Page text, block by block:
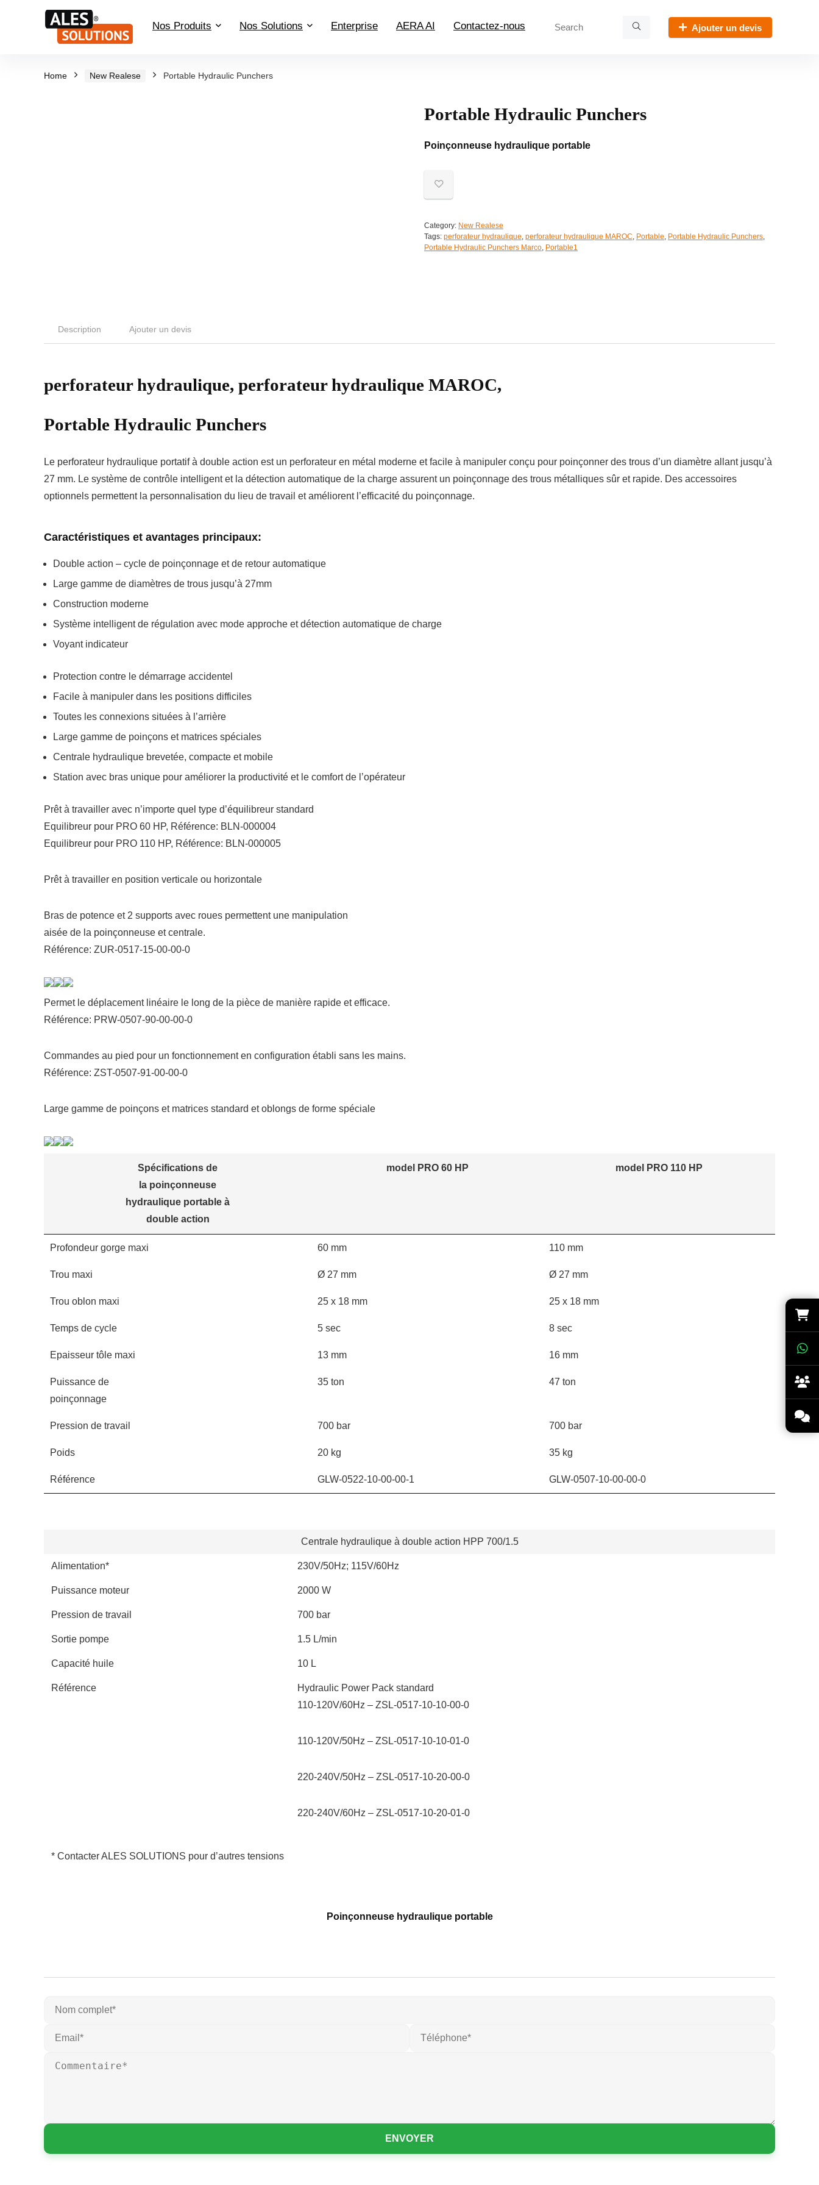
Nos Produits Nos Solutions Enterprise AERA AI Contactez-nous Ajouter un devis
Home New Realese Portable Hydraulic Punchers
Portable Hydraulic Punchers
Poinçonneuse hydraulique portable
Category: New Realese
Tags: perforateur hydraulique, perforateur hydraulique MAROC, Portable, Portable Hydraulic Punchers,
Portable Hydraulic Punchers Marco, Portable1
Description Ajouter un devis
perforateur hydraulique, perforateur hydraulique MAROC,
Portable Hydraulic Punchers
Le perforateur hydraulique portatif à double action est un perforateur en métal moderne et facile à manipuler conçu pour poinçonner des trous d’un diamètre allant jusqu’à
27 mm. Le système de contrôle intelligent et la détection automatique de la charge assurent un poinçonnage des trous métalliques sûr et rapide. Des accessoires
optionnels permettent la personnalisation du lieu de travail et améliorent l’efficacité du poinçonnage.
Caractéristiques et avantages principaux:
Double action – cycle de poinçonnage et de retour automatique
Large gamme de diamètres de trous jusqu’à 27mm
Construction moderne
Système intelligent de régulation avec mode approche et détection automatique de charge
Voyant indicateur
Protection contre le démarrage accidentel
Facile à manipuler dans les positions difficiles
Toutes les connexions situées à l’arrière
Large gamme de poinçons et matrices spéciales
Centrale hydraulique brevetée, compacte et mobile
Station avec bras unique pour améliorer la productivité et le comfort de l’opérateur
Prêt à travailler avec n’importe quel type d’équilibreur standard
Equilibreur pour PRO 60 HP, Référence: BLN-000004
Equilibreur pour PRO 110 HP, Référence: BLN-000005
Prêt à travailler en position verticale ou horizontale
Bras de potence et 2 supports avec roues permettent une manipulation
aisée de la poinçonneuse et centrale.
Référence: ZUR-0517-15-00-00-0
Permet le déplacement linéaire le long de la pièce de manière rapide et efficace.
Référence: PRW-0507-90-00-00-0
Commandes au pied pour un fonctionnement en configuration établi sans les mains.
Référence: ZST-0507-91-00-00-0
Large gamme de poinçons et matrices standard et oblongs de forme spéciale
Spécifications de
la poinçonneuse
hydraulique portable à
double action
model PRO 60 HP model PRO 110 HP
Profondeur gorge maxi 60 mm 110 mm
Trou maxi Ø 27 mm Ø 27 mm
Trou oblon maxi 25 x 18 mm 25 x 18 mm
Temps de cycle 5 sec 8 sec
Epaisseur tôle maxi 13 mm 16 mm
Puissance de
poinçonnage
35 ton 47 ton
Pression de travail 700 bar 700 bar
Poids 20 kg 35 kg
Référence GLW-0522-10-00-00-1 GLW-0507-10-00-00-0
Centrale hydraulique à double action HPP 700/1.5
Alimentation* 230V/50Hz; 115V/60Hz
Puissance moteur 2000 W
Pression de travail 700 bar
Sortie pompe 1.5 L/min
Capacité huile 10 L
Référence
Hydraulic Power Pack standard
110-120V/60Hz – ZSL-0517-10-10-00-0
110-120V/50Hz – ZSL-0517-10-10-01-0
220-240V/50Hz – ZSL-0517-10-20-00-0
220-240V/60Hz – ZSL-0517-10-20-01-0
* Contacter ALES SOLUTIONS pour d’autres tensions
Poinçonneuse hydraulique portable
ENVOYER